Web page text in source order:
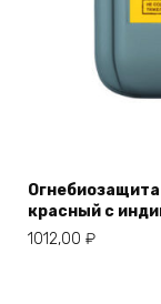
красный с
1012,00 ₽